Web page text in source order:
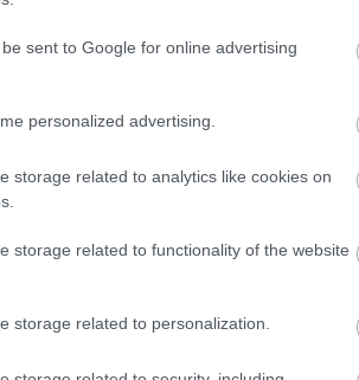
sent to Google for online advertising
personalized advertising.
storage related to analytics like cookies on
storage related to functionality of the website
storage related to personalization.
értük a szolgáltatás technikaiüzemeltetője
Részletek aFelhasználási
2021.10.24. 10:35:26
óta kábé mindenki tudja
Harrytől:
keverek?"
után):
keveréke altató hatású,